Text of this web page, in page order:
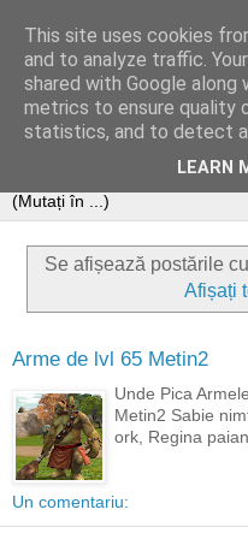
Se afișează postările
Afișați
Arme de lvl 65 Metin2
Unde Pica
Metin2 Sabie
ork, Regina
Un comentariu:
This site uses cookies
and to analyze traffic.
shared with Google
metrics to ensure quality
statistics, and to detect
LEARN